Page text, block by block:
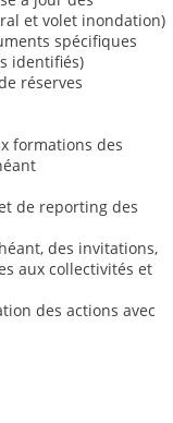
et volet inondation)
spécifiques
identifiés)
réserves
formations des
de reporting des
des invitations,
aux collectivités et
des actions avec